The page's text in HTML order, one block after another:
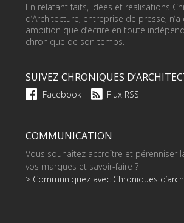
En relatant faits, idées et réalisations
d’Architecture, entreprise de presse, n’a
ambition que d’écrire en toute
chronique de son temps.
SUIVEZ CHRONIQUES
Facebook Flux RSS
COMMUNICATION
Vous souhaitez accroître et pérenniser
vos marques et savoir-faire ?
> Communiquez avec Chroniques